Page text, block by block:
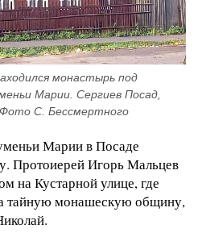
монастырь под
Марии. Сергиев Посад,
С. Бессмертного
Марии в Посаде
Протоиерей Игорь Мальцев
на Кустарной улице, где
тайную монашескую общину,